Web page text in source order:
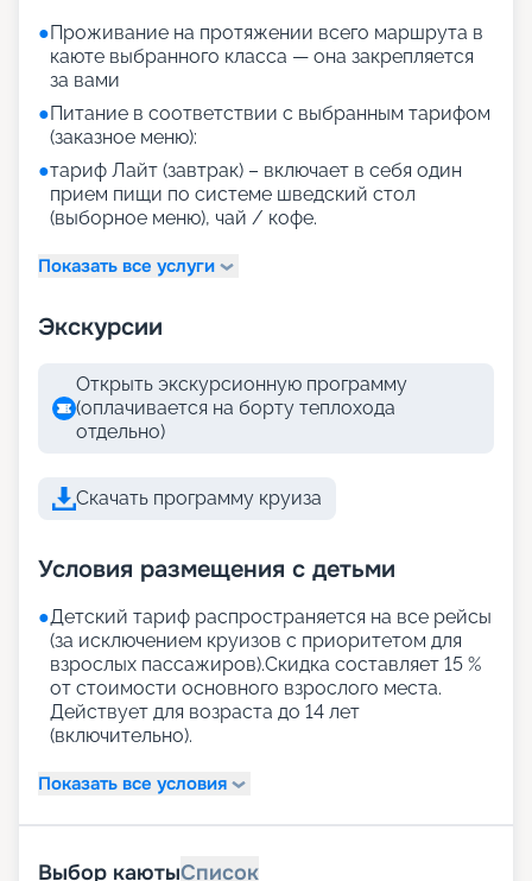
●Проживание на протяжении всего маршрута в
каюте выбранного класса — она закрепляется
за вами
●Питание в соответствии с выбранным тарифом
(заказное меню):
●тариф Лайт (завтрак) – включает в себя один
прием пищи по системе шведский стол
(выборное меню), чай / кофе.
Показать все услуги
Экскурсии
Открыть экскурсионную программу
(оплачивается на борту теплохода
отдельно)
Скачать программу круиза
Условия размещения с детьми
●Детский тариф распространяется на все рейсы
(за исключением круизов с приоритетом для
взрослых пассажиров).Скидка составляет 15 %
от стоимости основного взрослого места.
Действует для возраста до 14 лет
(включительно).
Показать все условия
Выбор каютыСписок